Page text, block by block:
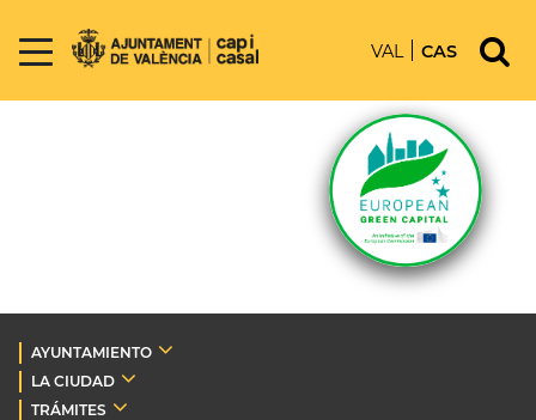
VAL CAS
AYUNTAMIENTO
LA CIUDAD
TRÁMITES